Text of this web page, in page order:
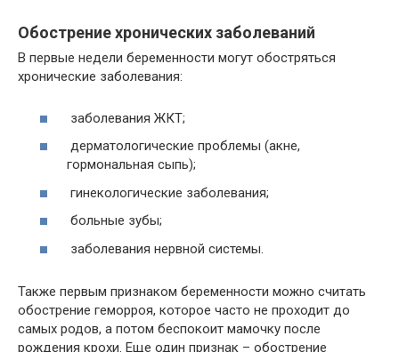
Обострение хронических заболеваний
В первые недели беременности могут обостряться
хронические заболевания:
заболевания ЖКТ;
дерматологические проблемы (акне,
гормональная сыпь);
гинекологические заболевания;
больные зубы;
заболевания нервной системы.
Также первым признаком беременности можно считать
обострение геморроя, которое часто не проходит до
самых родов, а потом беспокоит мамочку после
рождения крохи. Еще один признак – обострение